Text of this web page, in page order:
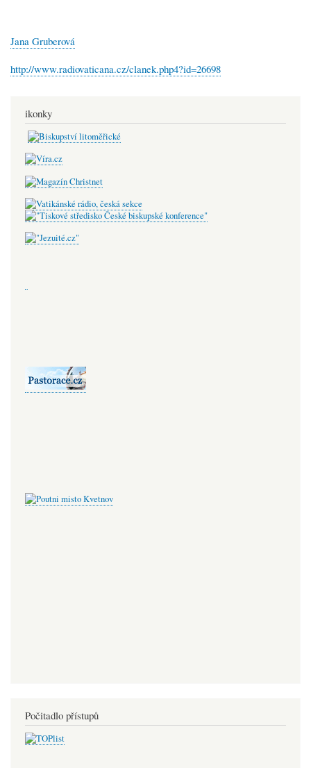
Jana Gruberová
http://www.radiovaticana.cz/clanek.php4?id=26698
ikonky
Počitadlo přístupů